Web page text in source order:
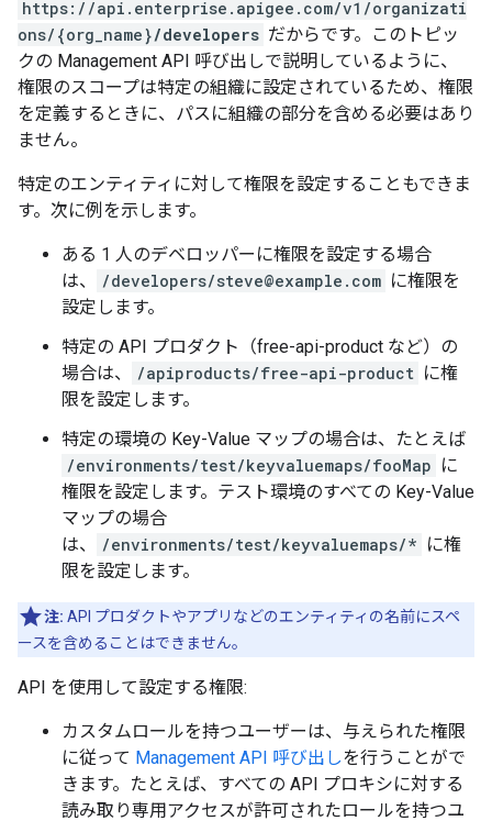
https://api.enterprise.apigee.com/v1/organizati
ons/{org_name}/developers だからです。このトピッ
クの Management API 呼び出しで説明しているように、
権限のスコープは特定の組織に設定されているため、権限
を定義するときに、パスに組織の部分を含める必要はあり
ません。
特定のエンティティに対して権限を設定することもできま
す。次に例を示します。
ある 1 人のデベロッパーに権限を設定する場合
は、
/developers/steve@example.com に権限を
設定します。
特定の API プロダクト（free-api-product など）の
場合は、
/apiproducts/free-api-product に権
限を設定します。
特定の環境の Key-Value マップの場合は、たとえば
/environments/test/keyvaluemaps/fooMap に
権限を設定します。テスト環境のすべての Key-Value
マップの場合
は、
/environments/test/keyvaluemaps/* に権
限を設定します。
注: API プロダクトやアプリなどのエンティティの名前にスペ
ースを含めることはできません。
API を使用して設定する権限:
カスタムロールを持つユーザーは、与えられた権限
に従って Management API 呼び出しを行うことがで
きます。たとえば、すべての API プロキシに対する
読み取り専用アクセスが許可されたロールを持つユ